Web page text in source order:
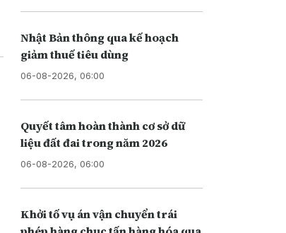
Nhật Bản thông qua kế hoạch
giảm thuế tiêu dùng
06-08-2026, 06:00
Quyết tâm hoàn thành cơ sở dữ
liệu đất đai trong năm 2026
06-08-2026, 06:00
Khởi tố vụ án vận chuyển trái